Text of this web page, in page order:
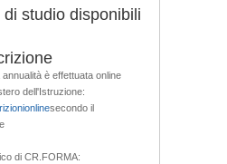
studio disponibili
annualità è effettuata online
dell'Istruzione:
secondo il
di CR.FORMA: